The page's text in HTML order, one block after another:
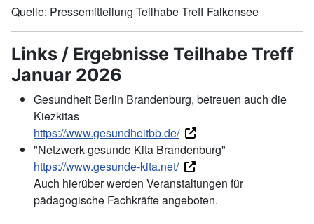
Quelle: Pressemitteilung Teilhabe Treff Falkensee
Links / Ergebnisse Teilhabe Treff
Januar 2026
Gesundheit Berlin Brandenburg, betreuen auch die
Kiezkitas
https://www.gesundheitbb.de/
"Netzwerk gesunde Kita Brandenburg"
https://www.gesunde-kita.net/
Auch hierüber werden Veranstaltungen für
pädagogische Fachkräfte angeboten.